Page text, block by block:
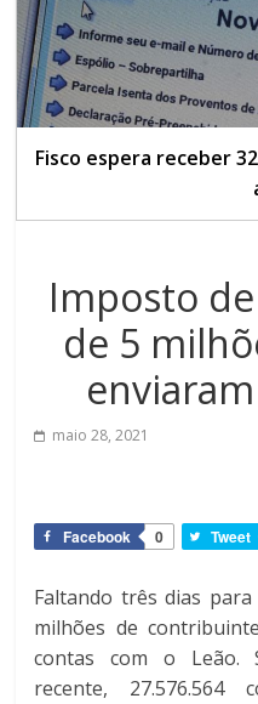
Fisco espera receber
Imposto
de 5
maio 28, 2021
Facebook 0 Tweet
Faltando três dias
milhões de
contas com o Leão.
recente, 27.576.564